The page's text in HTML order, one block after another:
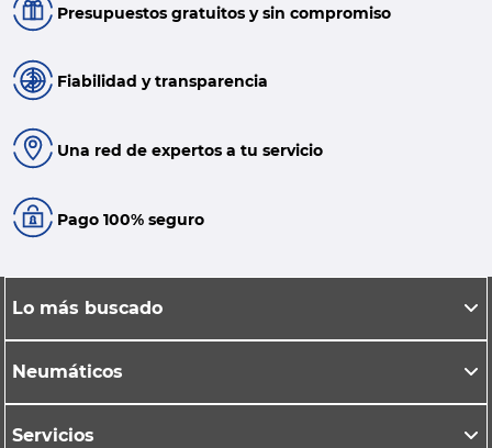
Presupuestos gratuitos y sin compromiso
Fiabilidad y transparencia
Una red de expertos a tu servicio
Pago 100% seguro
Lo más buscado
Neumáticos
Servicios